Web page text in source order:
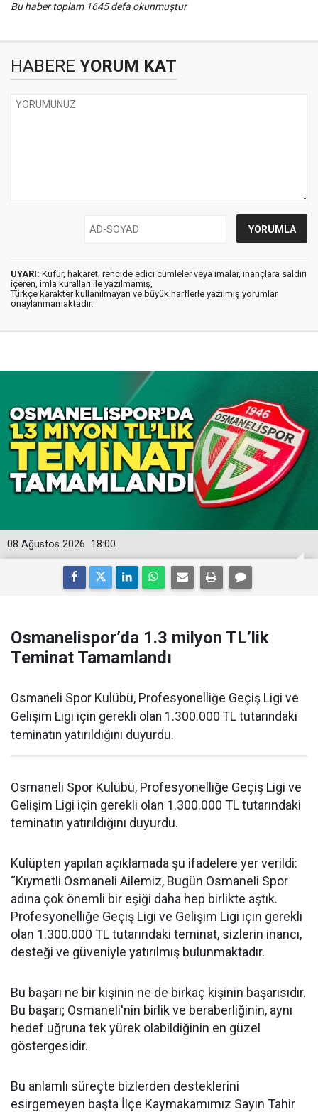
Bu haber toplam 1645 defa okunmuştur
HABERE YORUM KAT
UYARI: Küfür, hakaret, rencide edici cümleler veya imalar, inançlara saldırı
içeren, imla kuralları ile yazılmamış,
Türkçe karakter kullanılmayan ve büyük harflerle yazılmış yorumlar
onaylanmamaktadır.
18:00
08 Ağustos 2026
Osmanelispor’da 1.3 milyon TL’lik
Teminat Tamamlandı
Osmaneli Spor Kulübü, Profesyonelliğe Geçiş Ligi ve
Gelişim Ligi için gerekli olan 1.300.000 TL tutarındaki
teminatın yatırıldığını duyurdu.
Osmaneli Spor Kulübü, Profesyonelliğe Geçiş Ligi ve
Gelişim Ligi için gerekli olan 1.300.000 TL tutarındaki
teminatın yatırıldığını duyurdu.
Kulüpten yapılan açıklamada şu ifadelere yer verildi:
“Kıymetli Osmaneli Ailemiz, Bugün Osmaneli Spor
adına çok önemli bir eşiği daha hep birlikte aştık.
Profesyonelliğe Geçiş Ligi ve Gelişim Ligi için gerekli
olan 1.300.000 TL tutarındaki teminat, sizlerin inancı,
desteği ve güveniyle yatırılmış bulunmaktadır.
Bu başarı ne bir kişinin ne de birkaç kişinin başarısıdır.
Bu başarı; Osmaneli'nin birlik ve beraberliğinin, aynı
hedef uğruna tek yürek olabildiğinin en güzel
göstergesidir.
Bu anlamlı süreçte bizlerden desteklerini
esirgemeyen başta İlçe Kaymakamımız Sayın Tahir